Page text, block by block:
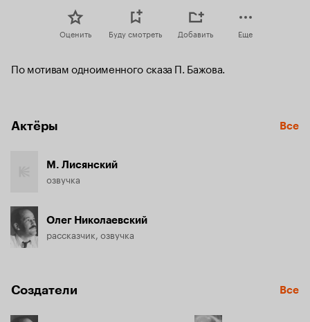
Оценить Буду смотреть Добавить Еще
По мотивам одноименного сказа П. Бажова.
Актёры Все
М. Лисянский
озвучка
Олег Николаевский
рассказчик, озвучка
Создатели Все